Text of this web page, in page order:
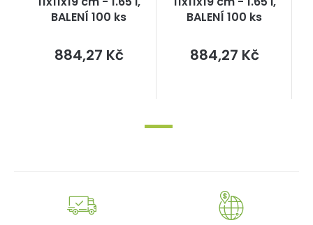
BALENÍ 100 ks
884,27 KčMěrná
cena:
BALENÍ 100 ks
884,27 KčMěrná
cena: